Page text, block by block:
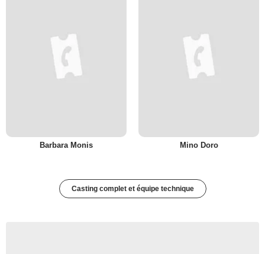
Barbara Monis Mino Doro
Casting complet et équipe technique